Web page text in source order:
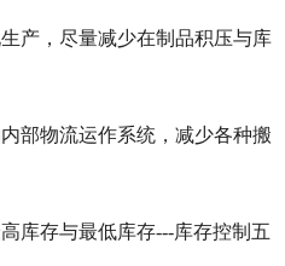
产，尽量减少在制品积压与库
部物流运作系统，减少各种搬
库存与最低库存---库存控制五